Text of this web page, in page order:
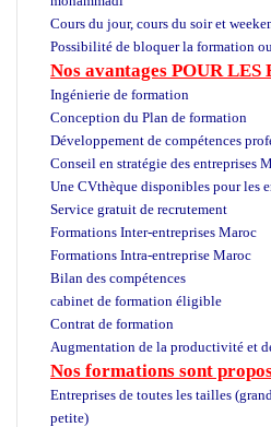
Cours du jour, cours du soir et
Possibilité de bloquer la formation
Nos avantages POUR LES
Ingénierie de formation
Conception du Plan de formation
Développement de compétences
Conseil en stratégie des entreprises
Une CVthèque disponibles pour les
Service gratuit de recrutement
Formations Inter-entreprises Maroc
Formations Intra-entreprise Maroc
Bilan des compétences
cabinet de formation éligible
Contrat de formation
Augmentation de la productivité et
Nos formations sont
Entreprises de toutes les tailles
petite)